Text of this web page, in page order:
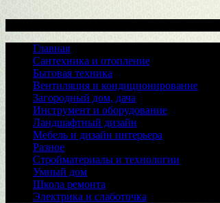
Главная
Сантехника и отопление
Бытовая техника
Вентиляция и кондиционирование
Загородный дом, дача
Инструмент и оборудование
Ландшафтный дизайн
Мебель и дизайн интерьера
Разное
Стройматериалы и технологии
Умный дом
Школа ремонта
Электрика и слаботочка